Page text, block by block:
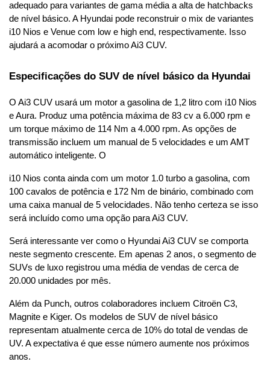
adequado para variantes de gama média a alta de hatchbacks
de nível básico. A Hyundai pode reconstruir o mix de variantes
i10 Nios e Venue com low e high end, respectivamente. Isso
ajudará a acomodar o próximo Ai3 CUV.
Especificações do SUV de nível básico da Hyundai
O Ai3 CUV usará um motor a gasolina de 1,2 litro com i10 Nios
e Aura. Produz uma potência máxima de 83 cv a 6.000 rpm e
um torque máximo de 114 Nm a 4.000 rpm. As opções de
transmissão incluem um manual de 5 velocidades e um AMT
automático inteligente. O
i10 Nios conta ainda com um motor 1.0 turbo a gasolina, com
100 cavalos de potência e 172 Nm de binário, combinado com
uma caixa manual de 5 velocidades. Não tenho certeza se isso
será incluído como uma opção para Ai3 CUV.
Será interessante ver como o Hyundai Ai3 CUV se comporta
neste segmento crescente. Em apenas 2 anos, o segmento de
SUVs de luxo registrou uma média de vendas de cerca de
20.000 unidades por mês.
Além da Punch, outros colaboradores incluem Citroën C3,
Magnite e Kiger. Os modelos de SUV de nível básico
representam atualmente cerca de 10% do total de vendas de
UV. A expectativa é que esse número aumente nos próximos
anos.